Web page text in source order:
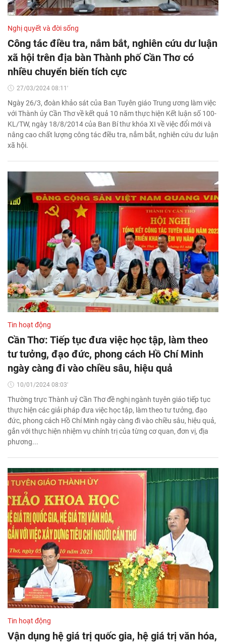
Nghị quyết và đời sống
Công tác điều tra, nắm bắt, nghiên cứu dư luận
xã hội trên địa bàn Thành phố Cần Thơ có
nhiều chuyển biến tích cực
27/03/2024 08:11'
Ngày 26/3, đoàn khảo sát của Ban Tuyên giáo Trung ương làm việc
với Thành ủy Cần Thơ về kết quả 10 năm thực hiện Kết luận số 100-
KL/TW, ngày 18/8/2014 của Ban Bí thư khóa XI về việc đổi mới và
nâng cao chất lượng công tác điều tra, nắm bắt, nghiên cứu dư luận
xã hội.
Tin hoạt động
Cần Thơ: Tiếp tục đưa việc học tập, làm theo
tư tưởng, đạo đức, phong cách Hồ Chí Minh
ngày càng đi vào chiều sâu, hiệu quả
10/01/2024 08:03'
Thường trực Thành uỷ Cần Thơ đề nghị ngành tuyên giáo tiếp tục
thực hiện các giải pháp đưa việc học tập, làm theo tư tưởng, đạo
đức, phong cách Hồ Chí Minh ngày càng đi vào chiều sâu, hiệu quả,
gắn với thực hiện nhiệm vụ chính trị của từng cơ quan, đơn vị, địa
phương...
Tin hoạt động
Vận dụng hệ giá trị quốc gia, hệ giá trị văn hóa,